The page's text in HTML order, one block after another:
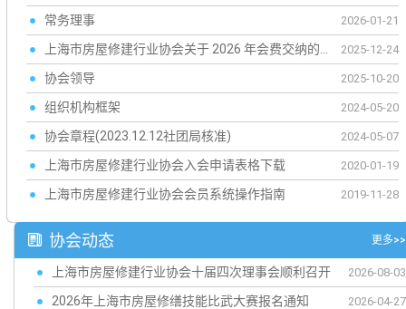
常务理事 2026-01-21
2025-12-24
​协会领导 2025-10-20
组织机构框架 2024-05-20
协会章程(2023.12.12社团局核准) 2024-05-07
上海市房屋修建行业协会入会申请表格下载 2020-01-19
上海市房屋修建行业协会会员系统操作指南 2019-11-28
协会动态 更多>>
上海市房屋修建行业协会十届四次理事会顺利召开 2026-08-03
2026年上海市房屋修缮技能比武大赛报名通知 2026-04-27